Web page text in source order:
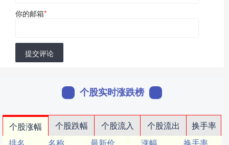
你的邮箱*
提交评论
个股实时涨跌榜
个股涨幅 个股跌幅 个股流入 个股流出
换手率